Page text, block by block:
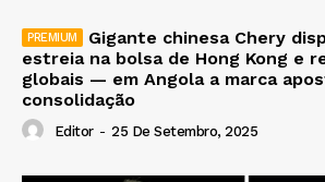
Gigante chinesa Chery
estreia na bolsa de Hong Kong e
globais — em Angola a marca
consolidação
Editor - 25 De Setembro, 2025